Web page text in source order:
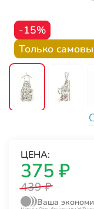
-15%
Только
ЦЕНА:
375 ₽
439 ₽
Ваша